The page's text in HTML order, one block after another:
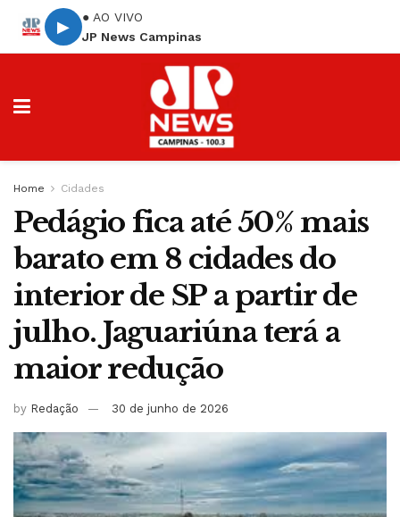
▶
● AO VIVO
JP News Campinas
Home Cidades
Pedágio fica até 50% mais
barato em 8 cidades do
interior de SP a partir de
julho. Jaguariúna terá a
maior redução
by Redação 30 de junho de 2026